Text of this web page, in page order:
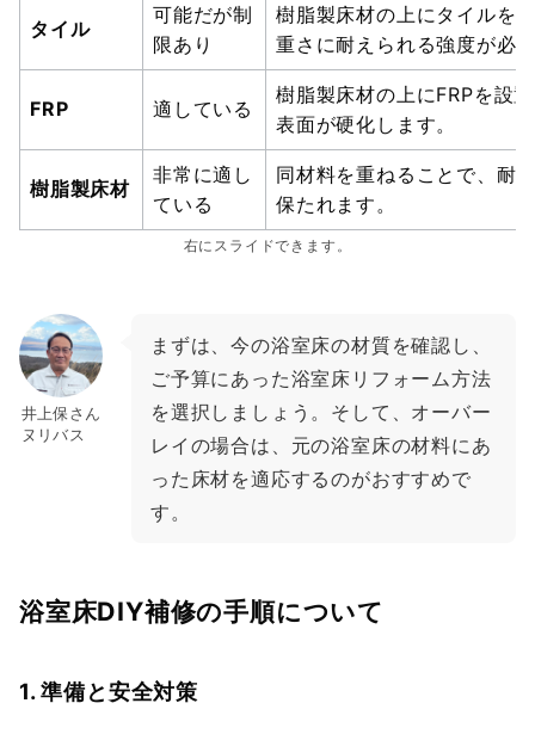
タイル
可能だが制
限あり
樹脂製床材の上にタイルを
重さに耐えられる強度が必
FRP 適している
樹脂製床材の上にFRPを設
表面が硬化します。
樹脂製床材
非常に適し
ている
同材料を重ねることで、耐
保たれます。
右にスライドできます。
井上保さん
ヌリバス
まずは、今の浴室床の材質を確認し、
ご予算にあった浴室床リフォーム方法
を選択しましょう。そして、オーバー
レイの場合は、元の浴室床の材料にあ
った床材を適応するのがおすすめで
す。
浴室床DIY補修の手順について
1. 準備と安全対策